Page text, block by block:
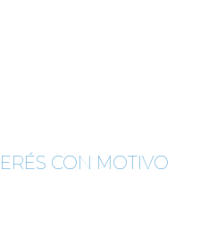
CON MOTIVO